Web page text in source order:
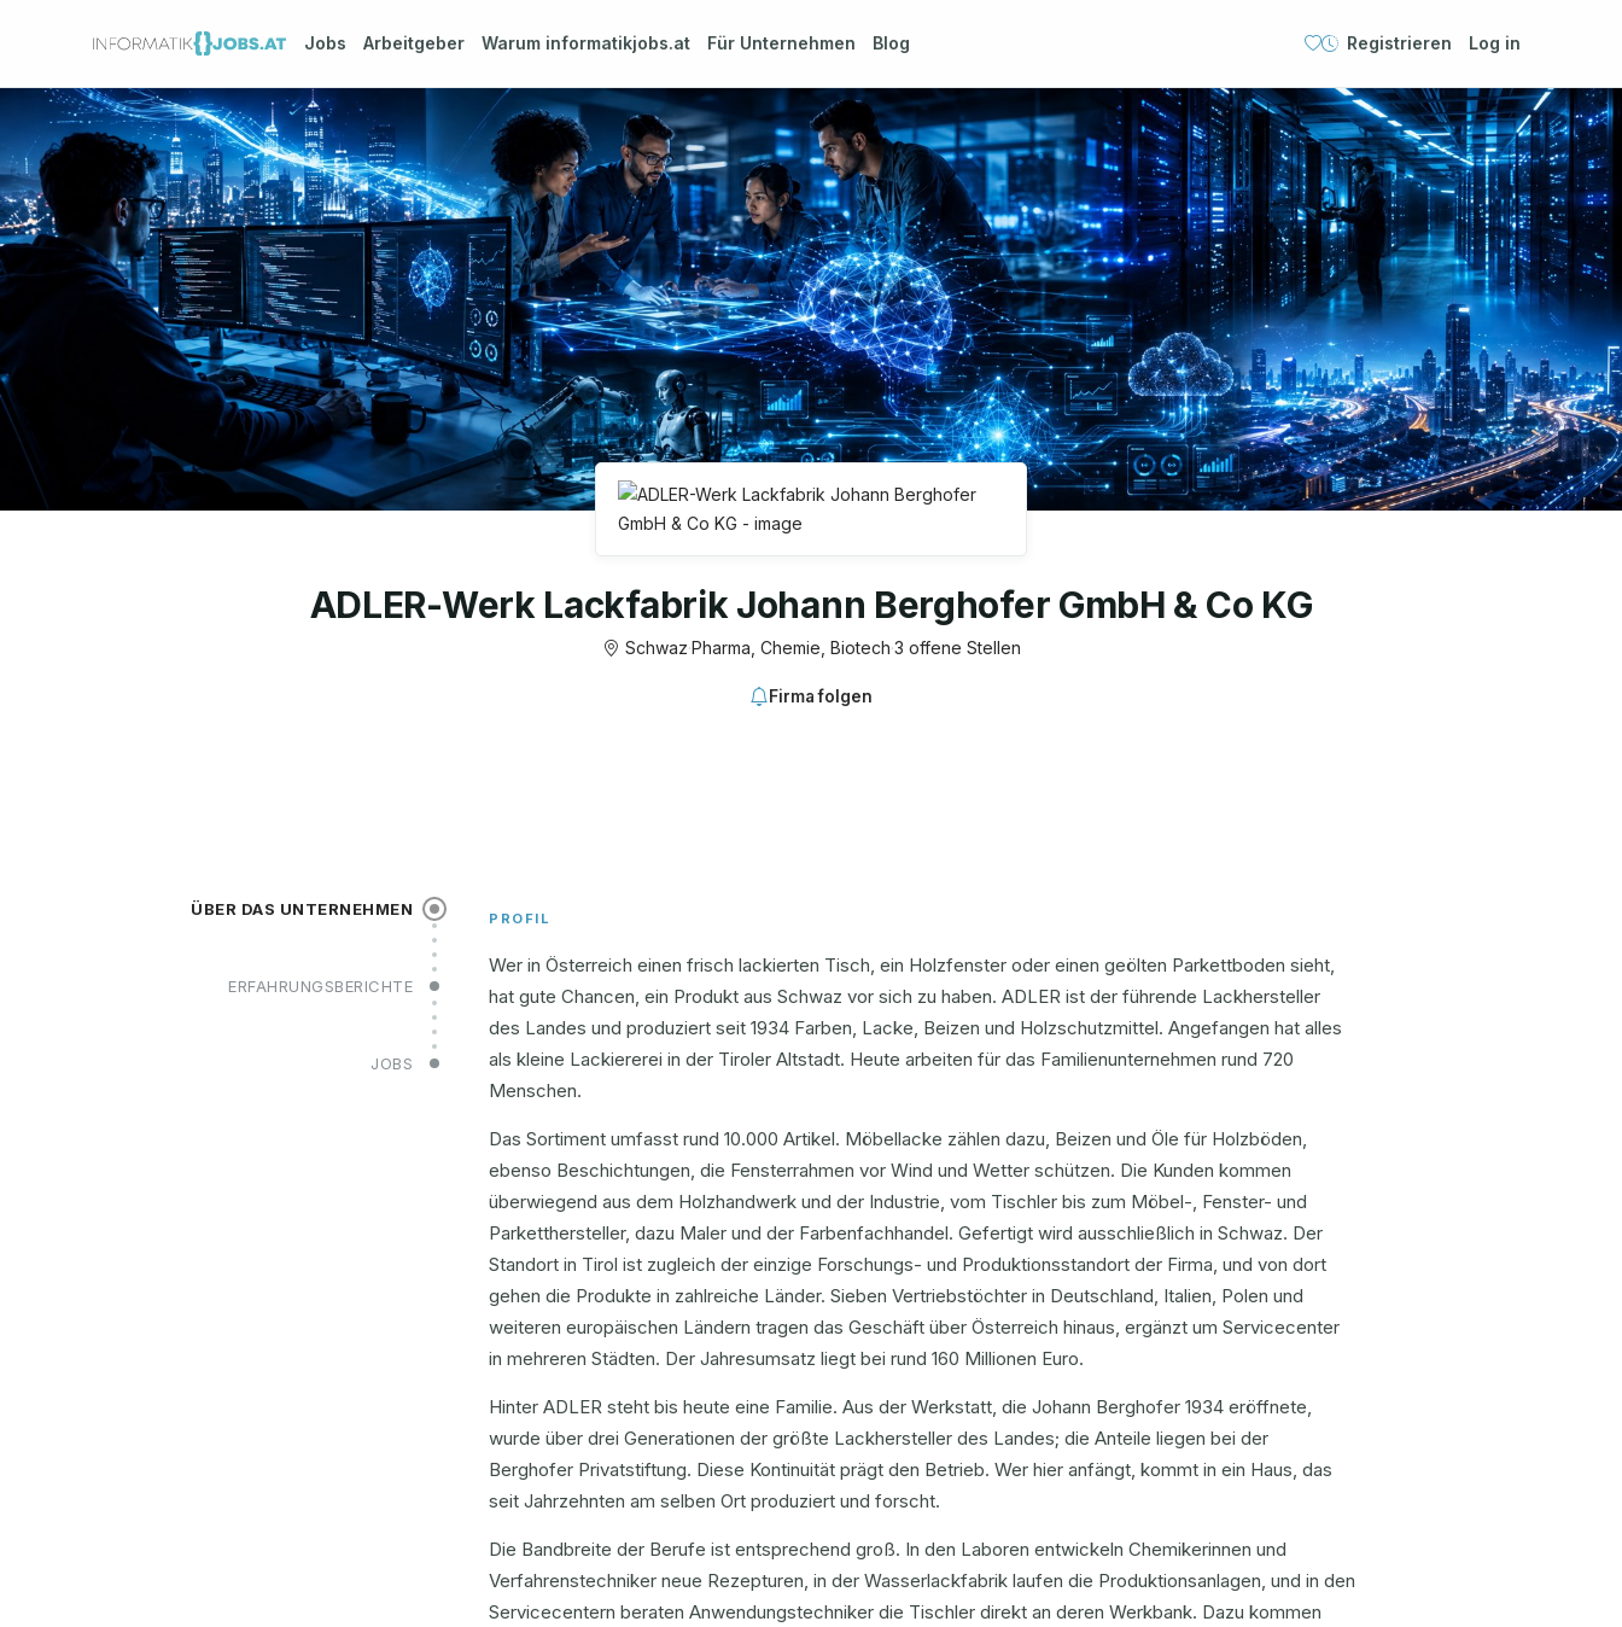
Jobs Arbeitgeber Warum informatikjobs.at Für Unternehmen Blog Registrieren Log in
ADLER-Werk Lackfabrik Johann Berghofer GmbH & Co KG
Schwaz·Pharma, Chemie, Biotech·3 offene Stellen
Firma folgen
ÜBER DAS UNTERNEHMEN
ERFAHRUNGSBERICHTE
JOBS
PROFIL
Wer in Österreich einen frisch lackierten Tisch, ein Holzfenster oder einen geölten Parkettboden sieht,
hat gute Chancen, ein Produkt aus Schwaz vor sich zu haben. ADLER ist der führende Lackhersteller
des Landes und produziert seit 1934 Farben, Lacke, Beizen und Holzschutzmittel. Angefangen hat alles
als kleine Lackiererei in der Tiroler Altstadt. Heute arbeiten für das Familienunternehmen rund 720
Menschen.
Das Sortiment umfasst rund 10.000 Artikel. Möbellacke zählen dazu, Beizen und Öle für Holzböden,
ebenso Beschichtungen, die Fensterrahmen vor Wind und Wetter schützen. Die Kunden kommen
überwiegend aus dem Holzhandwerk und der Industrie, vom Tischler bis zum Möbel-, Fenster- und
Parketthersteller, dazu Maler und der Farbenfachhandel. Gefertigt wird ausschließlich in Schwaz. Der
Standort in Tirol ist zugleich der einzige Forschungs- und Produktionsstandort der Firma, und von dort
gehen die Produkte in zahlreiche Länder. Sieben Vertriebstöchter in Deutschland, Italien, Polen und
weiteren europäischen Ländern tragen das Geschäft über Österreich hinaus, ergänzt um Servicecenter
in mehreren Städten. Der Jahresumsatz liegt bei rund 160 Millionen Euro.
Hinter ADLER steht bis heute eine Familie. Aus der Werkstatt, die Johann Berghofer 1934 eröffnete,
wurde über drei Generationen der größte Lackhersteller des Landes; die Anteile liegen bei der
Berghofer Privatstiftung. Diese Kontinuität prägt den Betrieb. Wer hier anfängt, kommt in ein Haus, das
seit Jahrzehnten am selben Ort produziert und forscht.
Die Bandbreite der Berufe ist entsprechend groß. In den Laboren entwickeln Chemikerinnen und
Verfahrenstechniker neue Rezepturen, in der Wasserlackfabrik laufen die Produktionsanlagen, und in den
Servicecentern beraten Anwendungstechniker die Tischler direkt an deren Werkbank. Dazu kommen